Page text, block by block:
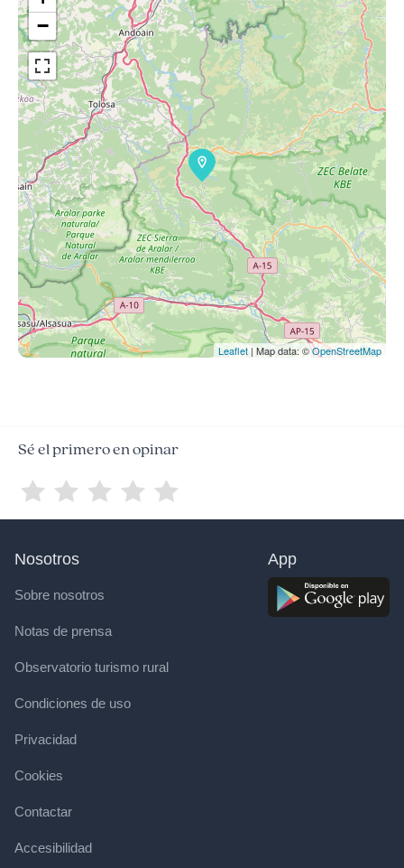
−
Leaflet | Map data: ©OpenStreetMap
Sé el primero en opinar
Nosotros
Sobre nosotros
Notas de prensa
Observatorio turismo rural
Condiciones de uso
Privacidad
Cookies
Contactar
Accesibilidad
App